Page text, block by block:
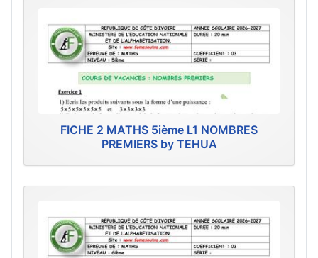
FICHE 2 MATHS 5ième L1 NOMBRES
PREMIERS by TEHUA